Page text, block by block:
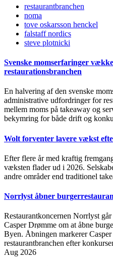
restaurantbranchen
noma
tove oskarsson henckel
falstaff nordics
steve plotnicki
Svenske momserfaringer
restaurationsbranchen
En halvering af den svenske
administrative udfordringer for
mellem moms på takeaway og
bekymring for både drift og
Wolt forventer lavere vækst
Efter flere år med kraftig
væksten flader ud i 2026.
andre områder end traditionel
Norrlyst åbner
Restaurantkoncernen Norrlyst
Casper Drømme om at åbne
Byen. Åbningen markerer
restaurantbranchen efter
Aug 2026